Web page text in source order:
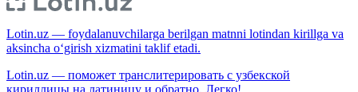
Lotin.uz — foydalanuvchilarga berilgan matnni lotindan kirillga va
aksincha o‘girish xizmatini taklif etadi.
Lotin.uz — поможет транслитерировать с узбекской